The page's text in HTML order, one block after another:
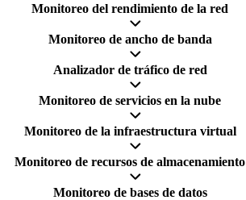
Monitoreo del rendimiento de la red
Monitoreo de ancho de banda
Analizador de tráfico de red
Monitoreo de servicios en la nube
Monitoreo de la infraestructura virtual
Monitoreo de recursos de almacenamiento
Monitoreo de bases de datos